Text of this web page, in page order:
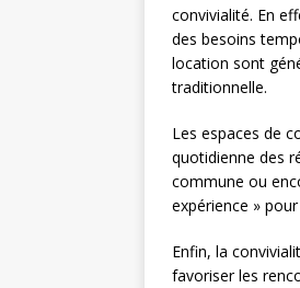
convivialité. En
des besoins
location sont
traditionnelle.
Les espaces de
quotidienne des
commune ou
expérience »
Enfin, la
favoriser les